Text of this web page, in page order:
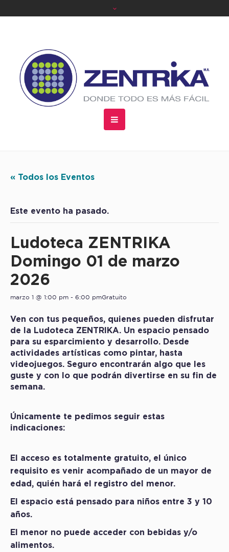
« Todos los Eventos
Este evento ha pasado.
Ludoteca ZENTRIKA
Domingo 01 de marzo
2026
marzo 1 @ 1:00 pm - 6:00 pmGratuito
Ven con tus pequeños, quienes pueden disfrutar
de la Ludoteca ZENTRIKA. Un espacio pensado
para su esparcimiento y desarrollo. Desde
actividades artísticas como pintar, hasta
videojuegos. Seguro encontrarán algo que les
guste y con lo que podrán divertirse en su fin de
semana.
Únicamente te pedimos seguir estas
indicaciones:
El acceso es totalmente gratuito, el único
requisito es venir acompañado de un mayor de
edad, quién hará el registro del menor.
El espacio está pensado para niños entre 3 y 10
años.
El menor no puede acceder con bebidas y/o
alimentos.